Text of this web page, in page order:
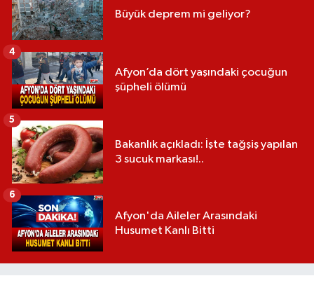
Büyük deprem mi geliyor?
Afyon’da dört yaşındaki çocuğun
şüpheli ölümü
4
Bakanlık açıkladı: İşte tağşiş yapılan
3 sucuk markası!..
5
Afyon'da Aileler Arasındaki
Husumet Kanlı Bitti
6